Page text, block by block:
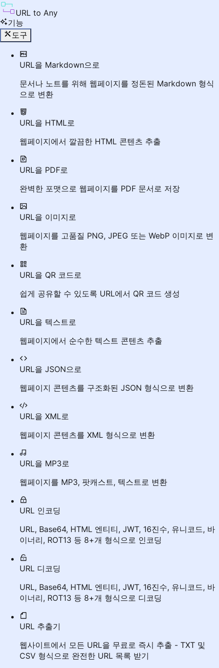
URL to Any
기능
도구
URL을 Markdown으로
문서나 노트를 위해 웹페이지를 정돈된 Markdown 형식
으로 변환
URL을 HTML로
웹페이지에서 깔끔한 HTML 콘텐츠 추출
URL을 PDF로
완벽한 포맷으로 웹페이지를 PDF 문서로 저장
URL을 이미지로
웹페이지를 고품질 PNG, JPEG 또는 WebP 이미지로 변
환
URL을 QR 코드로
쉽게 공유할 수 있도록 URL에서 QR 코드 생성
URL을 텍스트로
웹페이지에서 순수한 텍스트 콘텐츠 추출
URL을 JSON으로
웹페이지 콘텐츠를 구조화된 JSON 형식으로 변환
URL을 XML로
웹페이지 콘텐츠를 XML 형식으로 변환
URL을 MP3로
웹페이지를 MP3, 팟캐스트, 텍스트로 변환
URL 인코딩
URL, Base64, HTML 엔티티, JWT, 16진수, 유니코드, 바
이너리, ROT13 등 8+개 형식으로 인코딩
URL 디코딩
URL, Base64, HTML 엔티티, JWT, 16진수, 유니코드, 바
이너리, ROT13 등 8+개 형식으로 디코딩
URL 추출기
웹사이트에서 모든 URL을 무료로 즉시 추출 - TXT 및
CSV 형식으로 완전한 URL 목록 받기